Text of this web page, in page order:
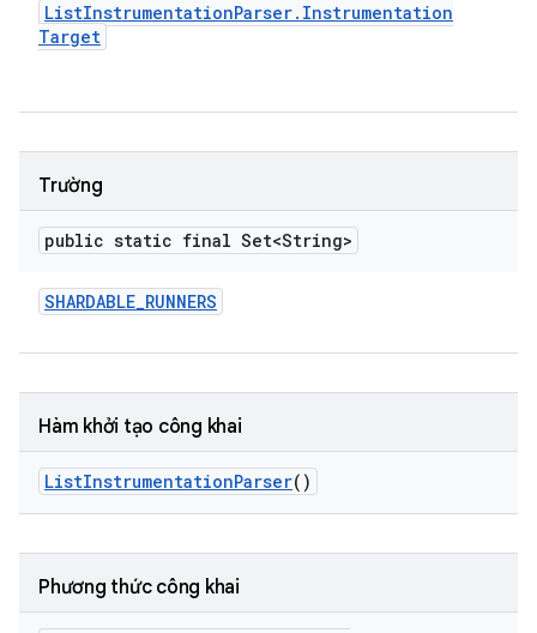
ListInstrumentationParser. Instrumentation
Target
Trường
public static final Set<String>
SHARDABLE_RUNNERS
Hàm khởi tạo công khai
ListInstrumentationParser()
Phương thức công khai